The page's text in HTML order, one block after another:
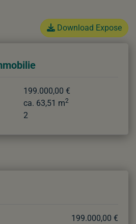
Download Expose
199.000,00 €
ca. 63,51 m2
2
199.000,00 €